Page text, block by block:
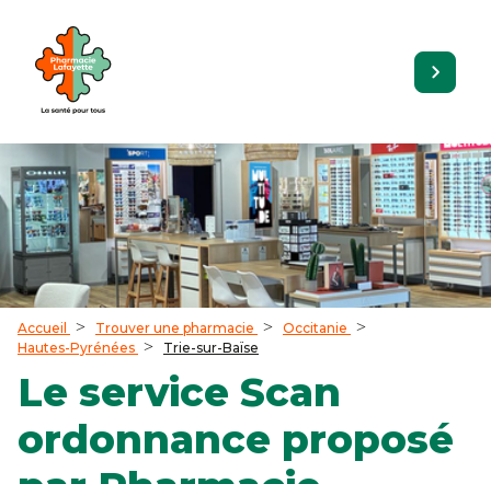
Accueil Trouver une pharmacie
Occitanie
Hautes-Pyrénées
Trie-sur-Baïse
Le service Scan
ordonnance proposé